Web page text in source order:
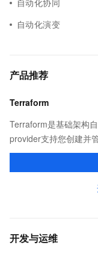
自动化协同
自动化演变
产品推荐
Terraform
Terraform是基础架构
provider支持您创建并
义、预览和部署云资源
开发与运维